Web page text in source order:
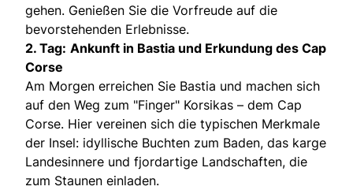
gehen. Genießen Sie die Vorfreude auf die
bevorstehenden Erlebnisse.
2. Tag: Ankunft in Bastia und Erkundung des Cap
Corse
Am Morgen erreichen Sie Bastia und machen sich
auf den Weg zum "Finger" Korsikas – dem Cap
Corse. Hier vereinen sich die typischen Merkmale
der Insel: idyllische Buchten zum Baden, das karge
Landesinnere und fjordartige Landschaften, die
zum Staunen einladen.